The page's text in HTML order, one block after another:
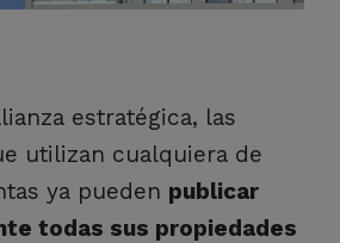
estratégica, las
utilizan cualquiera de
ya pueden publicar
todas sus propiedades